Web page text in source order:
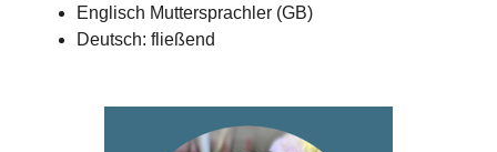
Englisch Muttersprachler (GB)
Deutsch: fließend